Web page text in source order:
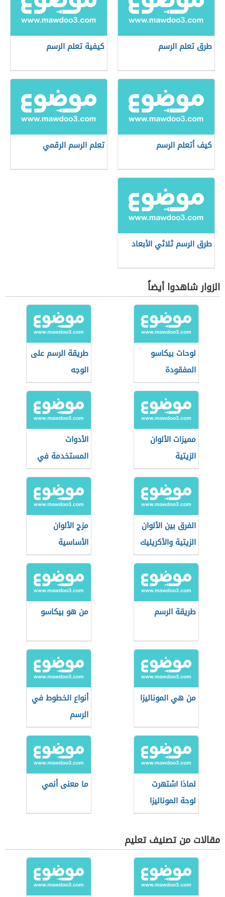
طرق تعلم الرسم كيفية تعلم الرسم
كيف أتعلم الرسم تعلم الرسم الرقمي
طرق الرسم ثلاثي الأبعاد
الزوار شاهدوا أيضاً
لوحات بيكاسو
المفقودة
طريقة الرسم على
الوجه
مميزات الألوان
الزيتية
الأدوات
المستخدمة في
الرسم على الزجاج
الفرق بين الألوان
الزيتية والأكريليك
مزج الألوان
الأساسية
طريقة الرسم من هو بيكاسو
من هي الموناليزا
أنواع الخطوط في
الرسم
لماذا اشتهرت
لوحة الموناليزا
ما معنى أنمي
مقالات من تصنيف تعليم